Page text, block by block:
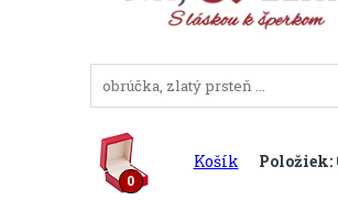
0
Košík Položiek: